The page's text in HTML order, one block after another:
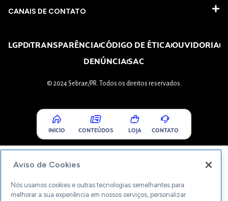
CANAIS DE CONTATO
LGPDTRANSPARÊNCIACÓDIGO DE ÉTICAOUVIDORIA
DENÚNCIASAC
© 2024 Sebrae/PR. Todos os direitos reservados.
INICIO CONTEÚDOS LOJA CONTATO
Aviso de Cookies
Nós usamos cookies e outras tecnologias semelhantes para
melhorar a sua experiência em nossos serviços, personalizar